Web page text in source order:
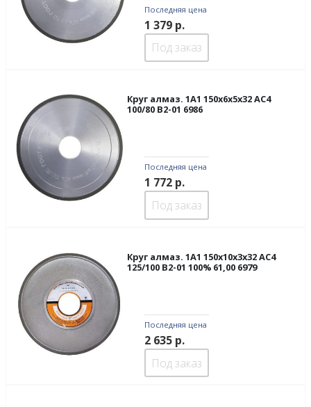
Последняя цена
1 379р.
Под заказ
Круг алмаз. 1А1 150х6х5х32 АС4
100/80 В2-01 6986
Последняя цена
1 772р.
Под заказ
Круг алмаз. 1А1 150х10х3х32 АС4
125/100 В2-01 100% 61,00 6979
Последняя цена
2 635р.
Под заказ